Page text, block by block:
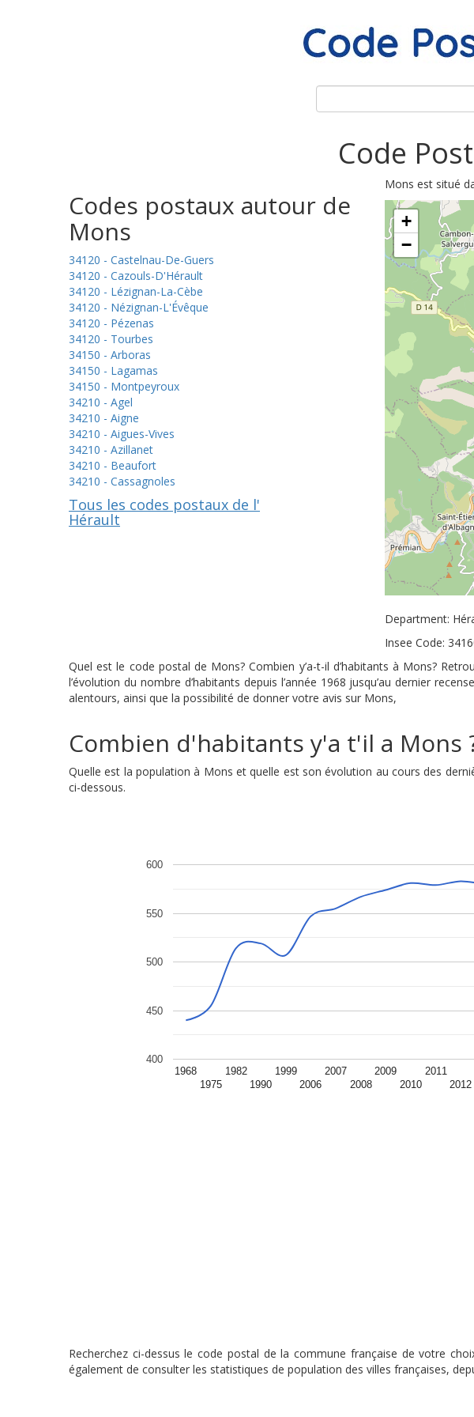
Code
Codes postaux autour de
Mons
34120 - Castelnau-De-Guers
34120 - Cazouls-D'Hérault
34120 - Lézignan-La-Cèbe
34120 - Nézignan-L'Évêque
34120 - Pézenas
34120 - Tourbes
34150 - Arboras
34150 - Lagamas
34150 - Montpeyroux
34210 - Agel
34210 - Aigne
34210 - Aigues-Vives
34210 - Azillanet
34210 - Beaufort
34210 - Cassagnoles
Tous les codes postaux de l'
Hérault
Mons est situé
+
−
Department:
Insee Code:
Quel est le code postal de Mons? Combien y’a-t-il d’habitants à Mons?
l’évolution du nombre d’habitants depuis l’année 1968 jusqu’au dernier
alentours, ainsi que la possibilité de donner votre avis sur Mons,
Combien d'habitants y'a t'il a Mons
Quelle est la population à Mons et quelle est son évolution au cours des
ci-dessous.
1968
1975
1982
1990
1999
2006
2007
2008
2009
2010
2011
2012
400
450
500
550
600
Recherchez ci-dessus le code postal de la commune française de votre
également de consulter les statistiques de population des villes françaises,